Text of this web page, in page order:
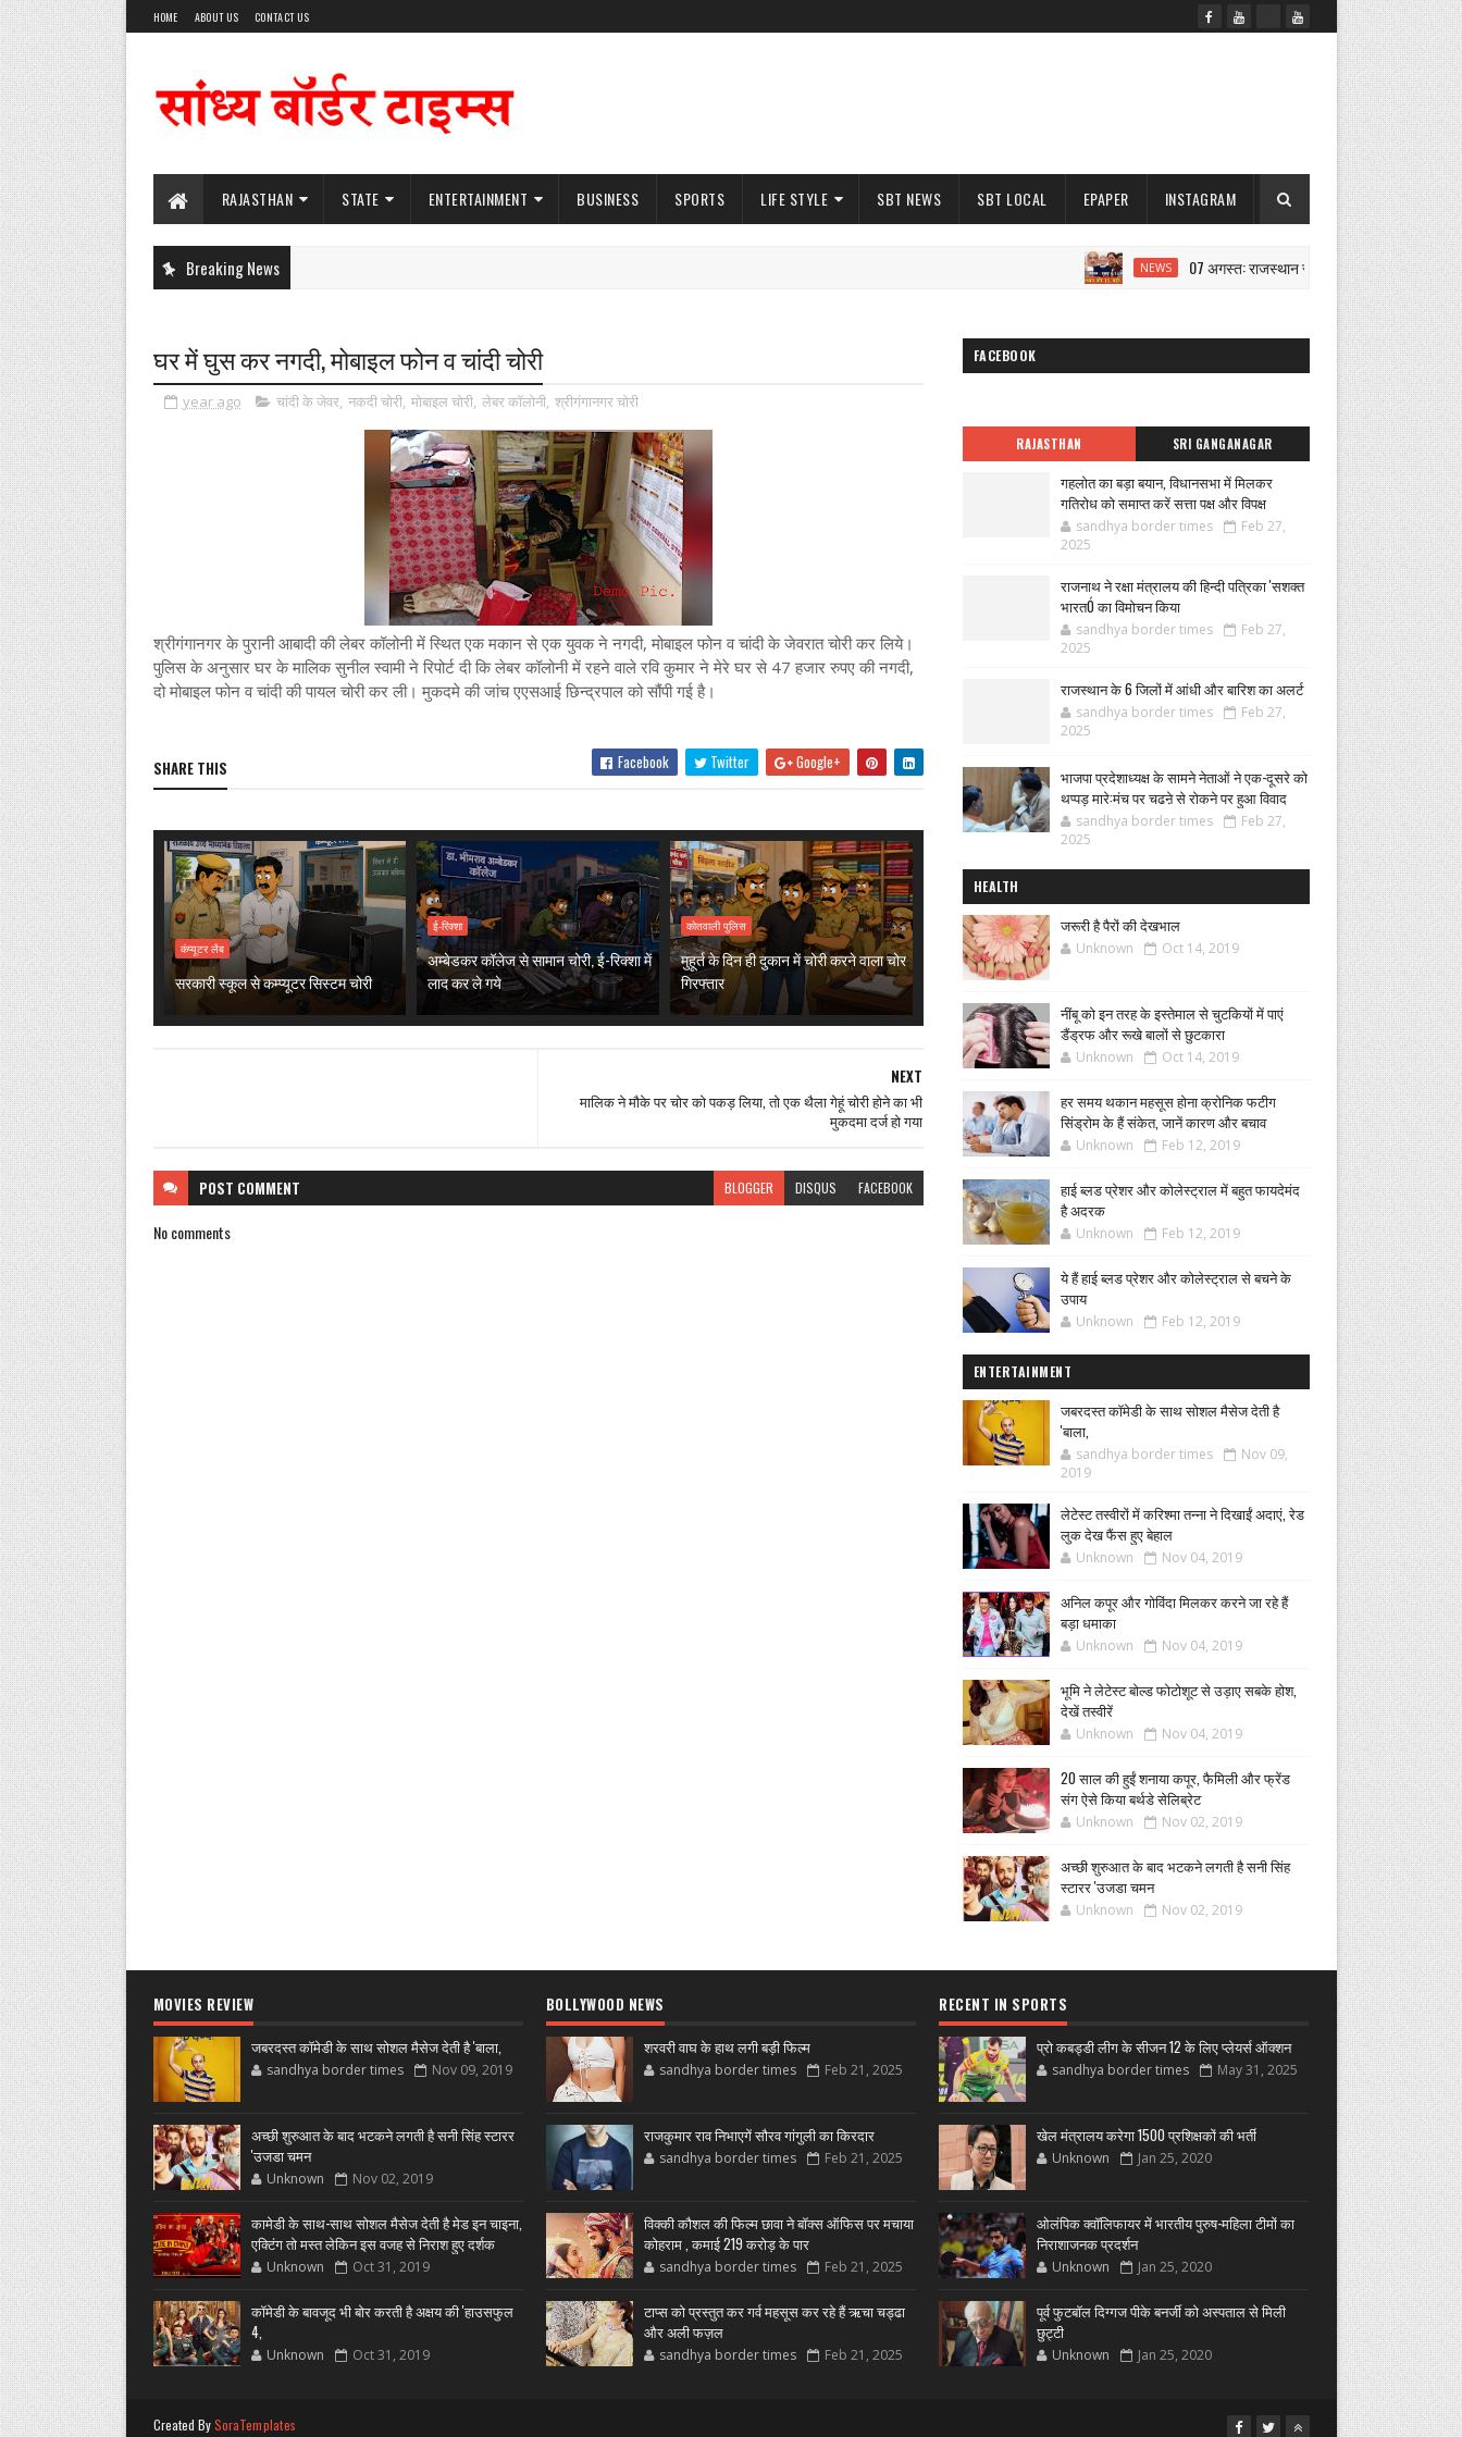
HOME ABOUT US CONTACT US
RAJASTHAN STATE ENTERTAINMENT BUSINESS SPORTS LIFE STYLE SBT NEWS SBT LOCAL EPAPER INSTAGRAM
Breaking News NEWS 07 अगस्त: राजस्थान सुबह 6.15 बजे की 15 बड़ी खबरें |
घर में घुस कर नगदी, मोबाइल फोन व चांदी चोरी
year ago चांदी के जेवर, नकदी चोरी, मोबाइल चोरी, लेबर कॉलोनी, श्रीगंगानगर चोरी
श्रीगंगानगर के पुरानी आबादी की लेबर कॉलोनी में स्थित एक मकान से एक युवक ने नगदी, मोबाइल फोन व चांदी के जेवरात चोरी कर लिये।
पुलिस के अनुसार घर के मालिक सुनील स्वामी ने रिपोर्ट दी कि लेबर कॉलोनी में रहने वाले रवि कुमार ने मेरे घर से 47 हजार रुपए की नगदी,
दो मोबाइल फोन व चांदी की पायल चोरी कर ली। मुकदमे की जांच एएसआई छिन्द्रपाल को सौंपी गई है।
SHARE THIS Facebook Twitter Google+
कंप्यूटर लैब
सरकारी स्कूल से कम्प्यूटर सिस्टम चोरी
ई-रिक्शा
अम्बेडकर कॉलेज से सामान चोरी, ई-रिक्शा में
लाद कर ले गये
कोतवाली पुलिस
मुहूर्त के दिन ही दुकान में चोरी करने वाला चोर
गिरफ्तार
NEXT
मालिक ने मौके पर चोर को पकड़ लिया, तो एक थैला गेहूं चोरी होने का भी
मुकदमा दर्ज हो गया
POST COMMENT BLOGGER DISQUS FACEBOOK
No comments
FACEBOOK
RAJASTHAN SRI GANGANAGAR
गहलोत का बड़ा बयान, विधानसभा में मिलकर
गतिरोध को समाप्त करें सत्ता पक्ष और विपक्ष
sandhya border times
Feb 27,
2025
राजनाथ ने रक्षा मंत्रालय की हिन्दी पत्रिका 'सशक्त
भारतÓ का विमोचन किया
sandhya border times
Feb 27,
2025
राजस्थान के 6 जिलों में आंधी और बारिश का अलर्ट
sandhya border times
Feb 27,
2025
भाजपा प्रदेशाध्यक्ष के सामने नेताओं ने एक-दूसरे को
थप्पड़ मारे:मंच पर चढऩे से रोकने पर हुआ विवाद
sandhya border times
Feb 27,
2025
HEALTH
जरूरी है पैरों की देखभाल
Unknown Oct 14, 2019
नींबू को इन तरह के इस्तेमाल से चुटकियों में पाएं
डैंड्रफ और रूखे बालों से छुटकारा
Unknown Oct 14, 2019
हर समय थकान महसूस होना क्रोनिक फटीग
सिंड्रोम के हैं संकेत, जानें कारण और बचाव
Unknown Feb 12, 2019
हाई ब्लड प्रेशर और कोलेस्ट्राल में बहुत फायदेमंद
है अदरक
Unknown Feb 12, 2019
ये हैं हाई ब्लड प्रेशर और कोलेस्ट्राल से बचने के
उपाय
Unknown Feb 12, 2019
ENTERTAINMENT
जबरदस्त कॉमेडी के साथ सोशल मैसेज देती है
'बाला,
sandhya border times
Nov 09,
2019
लेटेस्ट तस्वीरों में करिश्मा तन्ना ने दिखाईं अदाएं, रेड
लुक देख फैंस हुए बेहाल
Unknown Nov 04, 2019
अनिल कपूर और गोविंदा मिलकर करने जा रहे हैं
बड़ा धमाका
Unknown Nov 04, 2019
भूमि ने लेटेस्ट बोल्ड फोटोशूट से उड़ाए सबके होश,
देखें तस्वीरें
Unknown Nov 04, 2019
20 साल की हुईं शनाया कपूर, फैमिली और फ्रेंड
संग ऐसे किया बर्थडे सेलिब्रेट
Unknown Nov 02, 2019
अच्छी शुरुआत के बाद भटकने लगती है सनी सिंह
स्टारर 'उजडा चमन
Unknown Nov 02, 2019
MOVIES REVIEW
जबरदस्त कॉमेडी के साथ सोशल मैसेज देती है 'बाला,
sandhya border times Nov 09, 2019
अच्छी शुरुआत के बाद भटकने लगती है सनी सिंह स्टारर
'उजडा चमन
Unknown Nov 02, 2019
कामेडी के साथ-साथ सोशल मैसेज देती है मेड इन चाइना,
एक्टिंग तो मस्त लेकिन इस वजह से निराश हुए दर्शक
Unknown Oct 31, 2019
कॉमेडी के बावजूद भी बोर करती है अक्षय की 'हाउसफुल
4,
Unknown Oct 31, 2019
BOLLYWOOD NEWS
शरवरी वाघ के हाथ लगी बड़ी फिल्म
sandhya border times Feb 21, 2025
राजकुमार राव निभाएगें सौरव गांगुली का किरदार
sandhya border times Feb 21, 2025
विक्की कौशल की फिल्म छावा ने बॉक्स ऑफिस पर मचाया
कोहराम , कमाई 219 करोड़ के पार
sandhya border times Feb 21, 2025
टाप्स को प्रस्तुत कर गर्व महसूस कर रहे हैं ऋचा चड्ढा
और अली फज़ल
sandhya border times Feb 21, 2025
RECENT IN SPORTS
प्रो कबड्डी लीग के सीजन 12 के लिए प्लेयर्स ऑक्शन
sandhya border times May 31, 2025
खेल मंत्रालय करेगा 1500 प्रशिक्षकों की भर्ती
Unknown Jan 25, 2020
ओलंपिक क्वॉलिफायर में भारतीय पुरुष-महिला टीमों का
निराशाजनक प्रदर्शन
Unknown Jan 25, 2020
पूर्व फुटबॉल दिग्गज पीके बनर्जी को अस्पताल से मिली
छुट्टी
Unknown Jan 25, 2020
Created BySoraTemplates